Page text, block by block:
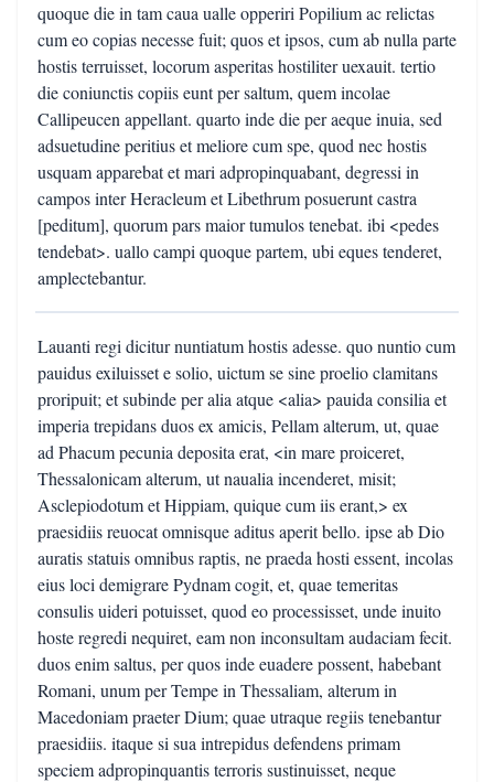
quoque die in tam caua ualle opperiri Popilium ac relictas
cum eo copias necesse fuit; quos et ipsos, cum ab nulla parte
hostis terruisset, locorum asperitas hostiliter uexauit. tertio
die coniunctis copiis eunt per saltum, quem incolae
Callipeucen appellant. quarto inde die per aeque inuia, sed
adsuetudine peritius et meliore cum spe, quod nec hostis
usquam apparebat et mari adpropinquabant, degressi in
campos inter Heracleum et Libethrum posuerunt castra
[peditum], quorum pars maior tumulos tenebat. ibi <pedes
tendebat>. uallo campi quoque partem, ubi eques tenderet,
amplectebantur.
Lauanti regi dicitur nuntiatum hostis adesse. quo nuntio cum
pauidus exiluisset e solio, uictum se sine proelio clamitans
proripuit; et subinde per alia atque <alia> pauida consilia et
imperia trepidans duos ex amicis, Pellam alterum, ut, quae
ad Phacum pecunia deposita erat, <in mare proiceret,
Thessalonicam alterum, ut naualia incenderet, misit;
Asclepiodotum et Hippiam, quique cum iis erant,> ex
praesidiis reuocat omnisque aditus aperit bello. ipse ab Dio
auratis statuis omnibus raptis, ne praeda hosti essent, incolas
eius loci demigrare Pydnam cogit, et, quae temeritas
consulis uideri potuisset, quod eo processisset, unde inuito
hoste regredi nequiret, eam non inconsultam audaciam fecit.
duos enim saltus, per quos inde euadere possent, habebant
Romani, unum per Tempe in Thessaliam, alterum in
Macedoniam praeter Dium; quae utraque regiis tenebantur
praesidiis. itaque si sua intrepidus defendens primam
speciem adpropinquantis terroris sustinuisset, neque